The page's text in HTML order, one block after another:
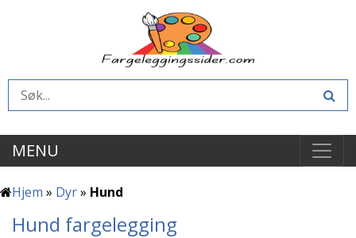
MENU
Hjem » Dyr» Hund
Hund fargelegging